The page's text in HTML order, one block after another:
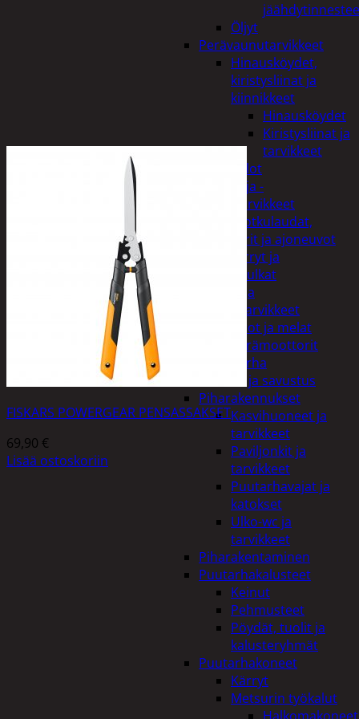
Öljyt
Perävaunutarvikkeet
Hinausköydet,
kiristysliinat ja
kiinnikkeet
Hinausköydet
Kiristysliinat ja
tarvikkeet
Valot
Rengas ja -
vannetarvikkeet
Sähköpotkulaudat,
skootterit ja ajoneuvot
Tukkikärryt ja
juontopulkat
Veneet ja
veneilytarvikkeet
Airot ja melat
Perämoottorit
Piha ja puutarha
Grillaus ja savustus
Piharakennukset
Kasvihuoneet ja
tarvikkeet
Paviljonkit ja
tarvikkeet
Puutarhavajat ja
katokset
Ulko-wc ja
tarvikkeet
Piharakentaminen
Puutarhakalusteet
Keinut
Pehmusteet
Pöydät, tuolit ja
kalusteryhmät
Puutarhakoneet
Kärryt
Metsurin työkalut
FISKARS POWERGEAR PENSASSAKSET
69,90 €
Lisää ostoskoriin